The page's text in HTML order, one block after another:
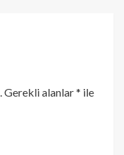
Gerekli alanlar* ile